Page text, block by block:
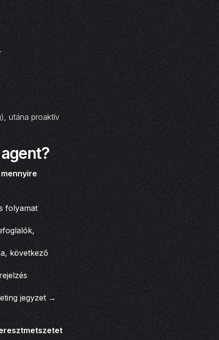
utána proaktív
mennyire
folyamat
következő
jegyzet →